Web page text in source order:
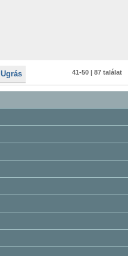
Ugrás 41-50 | 87 találat